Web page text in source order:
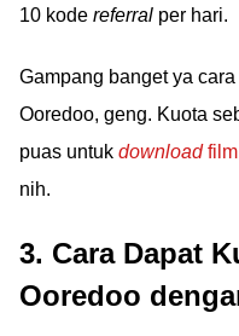
10 kode referral per hari.
Gampang banget ya
Ooredoo, geng. Kuota
puas untuk downloadfilm
nih.
3. Cara Dapat
Ooredoo